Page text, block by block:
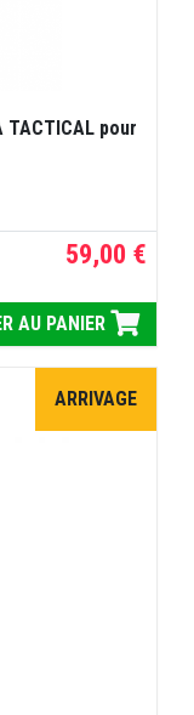
pour
59,00 €
AU PANIER
ARRIVAGE